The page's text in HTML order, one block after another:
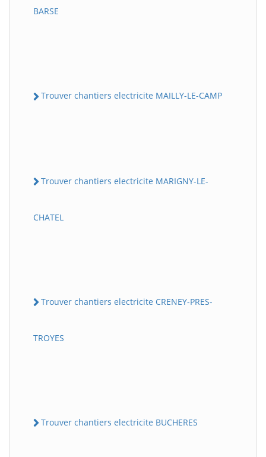
BARSE
Trouver chantiers electricite MAILLY-LE-CAMP
Trouver chantiers electricite MARIGNY-LE-
CHATEL
Trouver chantiers electricite CRENEY-PRES-
TROYES
Trouver chantiers electricite BUCHERES